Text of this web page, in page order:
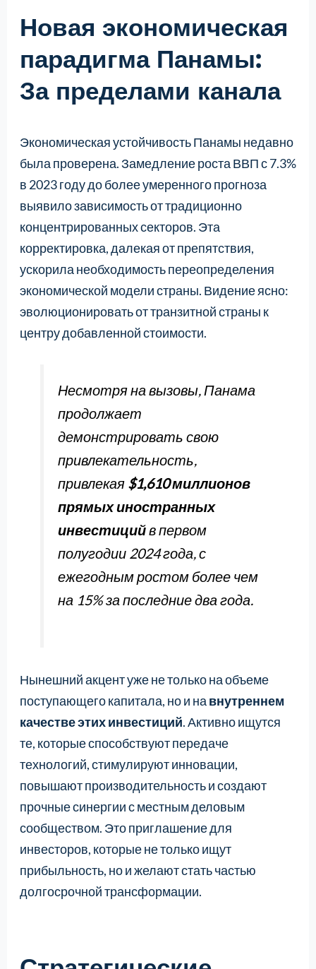
Новая экономическая
парадигма Панамы:
За пределами канала
Экономическая устойчивость Панамы недавно
была проверена. Замедление роста ВВП с 7.3%
в 2023 году до более умеренного прогноза
выявило зависимость от традиционно
концентрированных секторов. Эта
корректировка, далекая от препятствия,
ускорила необходимость переопределения
экономической модели страны. Видение ясно:
эволюционировать от транзитной страны к
центру добавленной стоимости.
Несмотря на вызовы, Панама
продолжает
демонстрировать свою
привлекательность,
привлекая $1,610 миллионов
прямых иностранных
инвестицийв первом
полугодии 2024 года, с
ежегодным ростом более чем
на 15% за последние два года.
Нынешний акцент уже не только на объеме
поступающего капитала, но и навнутреннем
качестве этих инвестиций. Активно ищутся
те, которые способствуют передаче
технологий, стимулируют инновации,
повышают производительность и создают
прочные синергии с местным деловым
сообществом. Это приглашение для
инвесторов, которые не только ищут
прибыльность, но и желают стать частью
долгосрочной трансформации.